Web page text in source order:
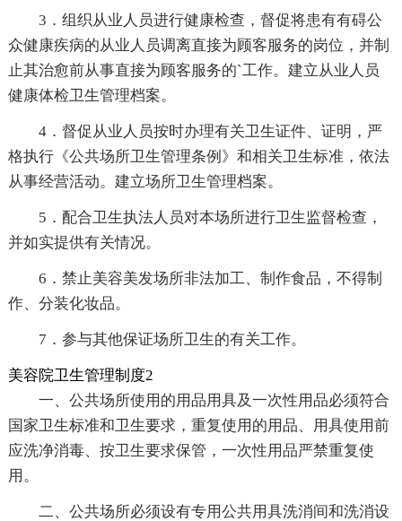
3．组织从业人员进行健康检查，督促将患有有碍公
众健康疾病的从业人员调离直接为顾客服务的岗位，并制
止其治愈前从事直接为顾客服务的`工作。建立从业人员
健康体检卫生管理档案。
4．督促从业人员按时办理有关卫生证件、证明，严
格执行《公共场所卫生管理条例》和相关卫生标准，依法
从事经营活动。建立场所卫生管理档案。
5．配合卫生执法人员对本场所进行卫生监督检查，
并如实提供有关情况。
6．禁止美容美发场所非法加工、制作食品，不得制
作、分装化妆品。
7．参与其他保证场所卫生的有关工作。
美容院卫生管理制度2
一、公共场所使用的用品用具及一次性用品必须符合
国家卫生标准和卫生要求，重复使用的用品、用具使用前
应洗净消毒、按卫生要求保管，一次性用品严禁重复使
用。
二、公共场所必须设有专用公共用具洗消间和洗消设